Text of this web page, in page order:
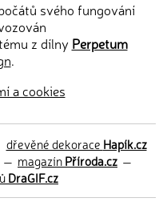
svého fungování
z dílny Perpetum
.
a cookies
dřevěné dekorace Hapík.cz
— magazínPříroda.cz —
DraGIF.cz